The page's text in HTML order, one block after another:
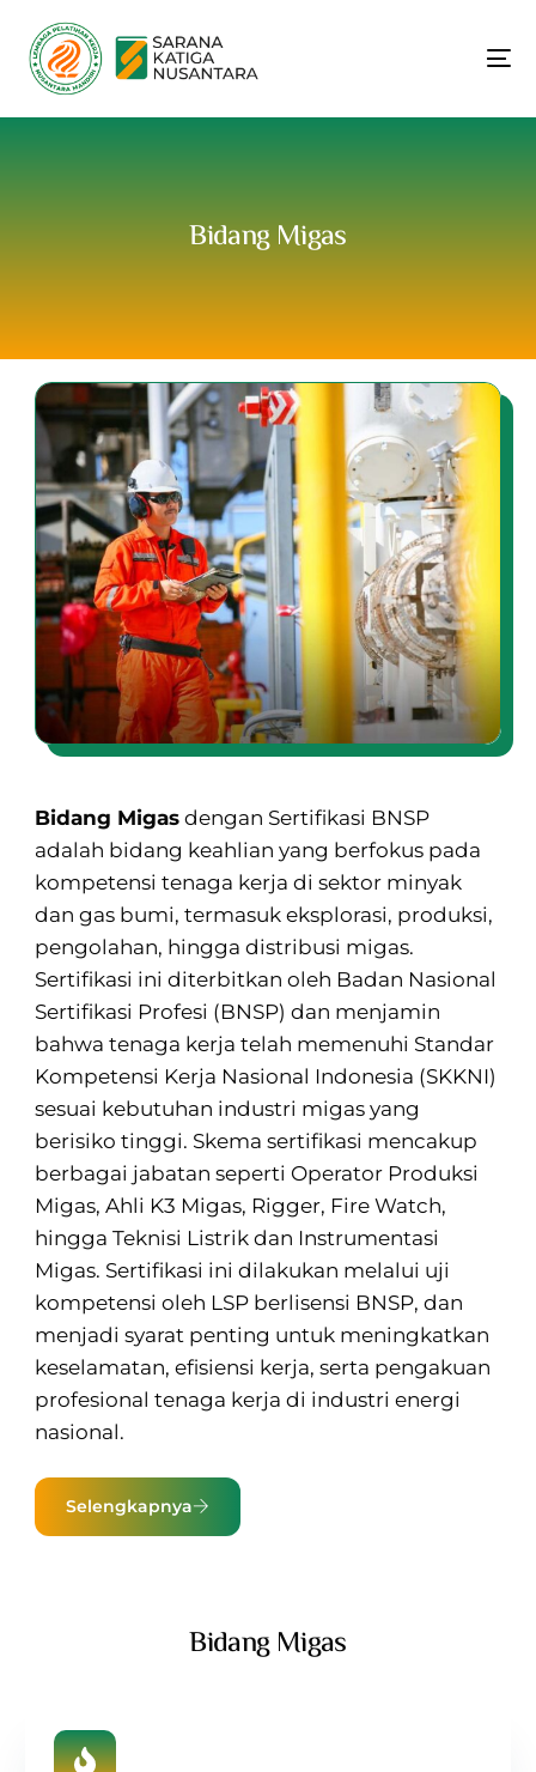
Bidang Migas
Bidang Migas dengan Sertifikasi BNSP
adalah bidang keahlian yang berfokus pada
kompetensi tenaga kerja di sektor minyak
dan gas bumi, termasuk eksplorasi, produksi,
pengolahan, hingga distribusi migas.
Sertifikasi ini diterbitkan oleh Badan Nasional
Sertifikasi Profesi (BNSP) dan menjamin
bahwa tenaga kerja telah memenuhi Standar
Kompetensi Kerja Nasional Indonesia (SKKNI)
sesuai kebutuhan industri migas yang
berisiko tinggi. Skema sertifikasi mencakup
berbagai jabatan seperti Operator Produksi
Migas, Ahli K3 Migas, Rigger, Fire Watch,
hingga Teknisi Listrik dan Instrumentasi
Migas. Sertifikasi ini dilakukan melalui uji
kompetensi oleh LSP berlisensi BNSP, dan
menjadi syarat penting untuk meningkatkan
keselamatan, efisiensi kerja, serta pengakuan
profesional tenaga kerja di industri energi
nasional.
Selengkapnya
Bidang Migas